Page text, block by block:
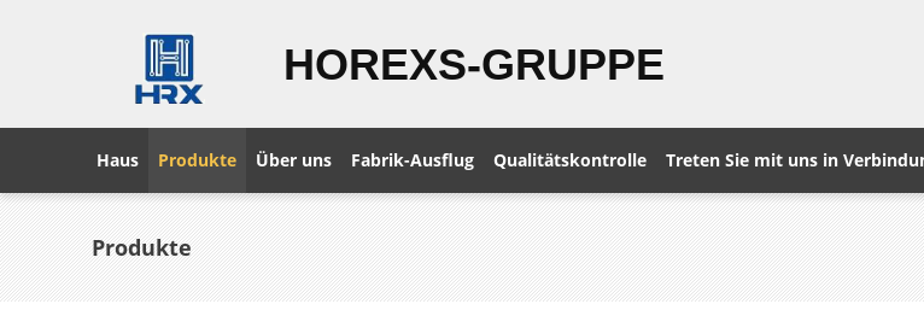
HOREXS-GRUPPE
Haus Produkte Über uns Fabrik-Ausflug Qualitätskontrolle Treten Sie mit uns in
Produkte